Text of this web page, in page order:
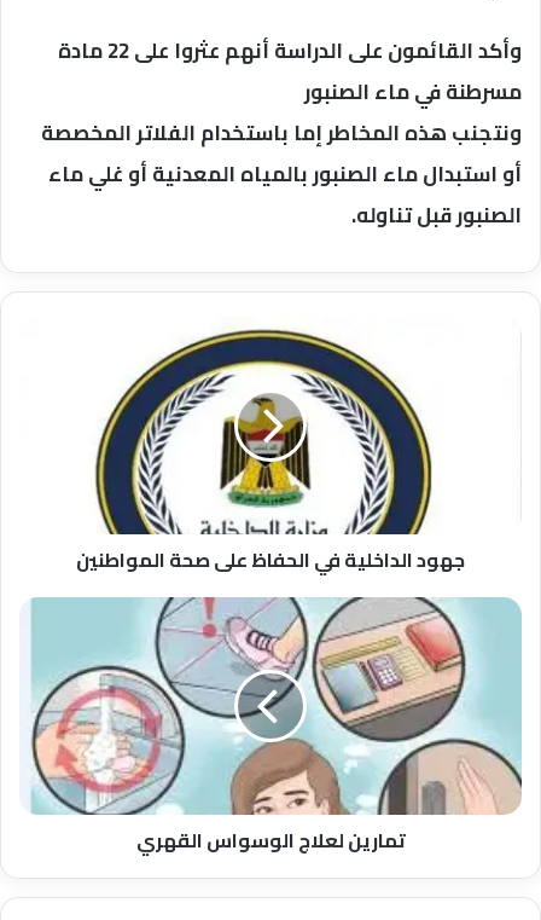
وأكد القائمون على الدراسة أنهم عثروا على 22 مادة
مسرطنة في ماء الصنبور
ونتجنب هذه المخاطر إما باستخدام الفلاتر المخصصة
أو استبدال ماء الصنبور بالمياه المعدنية أو غلي ماء
الصنبور قبل تناوله.
جهود الداخلية في الحفاظ على صحة المواطنين
تمارين
الوسواس
تمارين لعلاج الوسواس القهري